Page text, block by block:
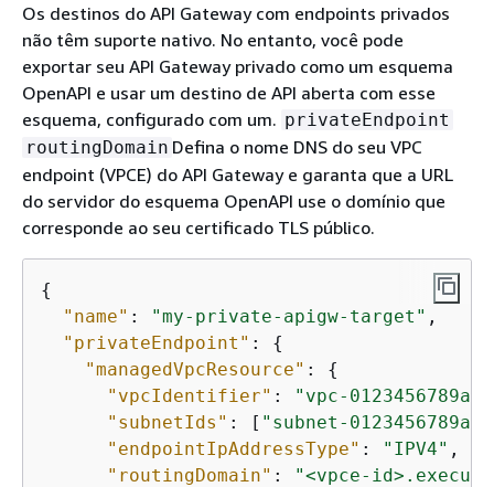
Os destinos do API Gateway com endpoints privados
não têm suporte nativo. No entanto, você pode
exportar seu API Gateway privado como um esquema
OpenAPI e usar um destino de API aberta com esse
esquema, configurado com um. privateEndpoint
routingDomain Defina o nome DNS do seu VPC
endpoint (VPCE) do API Gateway e garanta que a URL
do servidor do esquema OpenAPI use o domínio que
corresponde ao seu certificado TLS público.
{
"name" : "my-private-apigw-target" ,
"privateEndpoint" : {
"managedVpcResource" : {
"vpcIdentifier" :
"vpc-
"subnetIds" : [ "subnet-
"endpointIpAddressType" : "IPV4" ,
"routingDomain" : "<vpce-